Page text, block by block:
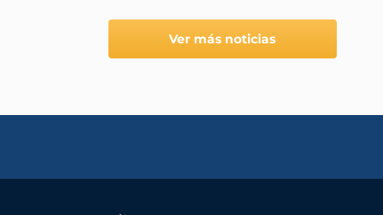
Ver más noticias